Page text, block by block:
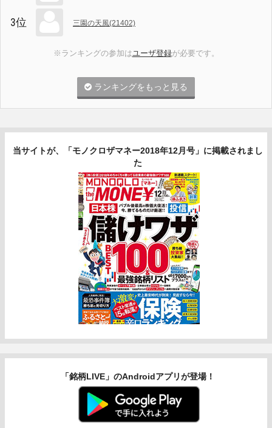
3位 三園の天風(21402)
※ランキングの参加はユーザ登録が必要です。
ランキングをもっと見る
当サイトが、「モノクロザマネー2018年12月号」に掲載されまし
た
「銘柄LIVE」のAndroidアプリが登場！